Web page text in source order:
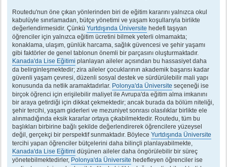
Routedu'nun öne çıkan yönlerinden biri de eğitim kararını yalnızca okul
kabulüyle sınırlamadan, bütçe yönetimi ve yaşam koşullarıyla birlikte
değerlendirmesidir. Çünkü Yurtdışında Üniversite hedefi taşıyan
öğrenciler için yalnızca eğitim ücretini bilmek yeterli olmamakta;
konaklama, ulaşım, günlük harcama, sağlık güvencesi ve şehir yaşamı
gibi faktörler de genel tablonun önemli bir parçasını oluşturmaktadır.
Kanada'da Lise Eğitimi planlayan aileler açısından bu hassasiyet daha
da belirginleşmektedir; zira aileler çocuklarının akademik başarısı kadar
güvenli yaşam çevresi, düzenli sosyal destek ve sürdürülebilir mali yapı
konusunda da netlik aramaktadırlar. Polonya'da Üniversite seçeneği ise
birçok öğrenci için erişilebilir maliyet ile Avrupa'da eğitim alma imkanını
bir araya getirdiği için dikkat çekmektedir; ancak burada da bölüm niteliği,
şehir tercihi, yaşam giderleri ve mezuniyet sonrası olasılıklar birlikte ele
alınmadığında eksik kararlar ortaya çıkabilmektedir. Routedu, tüm bu
başlıkları birbirine bağlı şekilde değerlendirerek öğrencilere yüzeysel
değil, gerçekçi bir perspektif sunmaktadır. Böylece Yurtdışında Üniversite
tercihi yapan öğrenciler bütçelerini daha bilinçli planlayabilmekte,
Kanada'da Lise Eğitimi düşünen aileler daha öngörülebilir bir süreç
yönetebilmektedirler, Polonya'da Üniversite hedefleyen öğrenciler ise